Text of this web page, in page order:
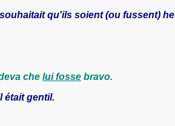
qu'ils soient (ou fussent)
che lui fosse bravo.
était gentil.